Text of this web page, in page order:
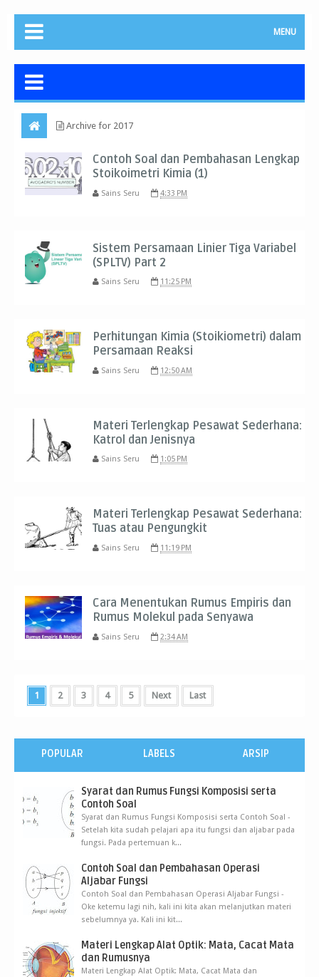
MENU
Archive for 2017
Contoh Soal dan Pembahasan Lengkap
Stoikoimetri Kimia (1)
Sains Seru 4:33 PM
Sistem Persamaan Linier Tiga Variabel
(SPLTV) Part 2
Sains Seru 11:25 PM
Perhitungan Kimia (Stoikiometri) dalam
Persamaan Reaksi
Sains Seru 12:50 AM
Materi Terlengkap Pesawat Sederhana:
Katrol dan Jenisnya
Sains Seru 1:05 PM
Materi Terlengkap Pesawat Sederhana:
Tuas atau Pengungkit
Sains Seru 11:19 PM
Cara Menentukan Rumus Empiris dan
Rumus Molekul pada Senyawa
Sains Seru 2:34 AM
1 2 3 4 5 Next Last
POPULAR LABELS ARSIP
Syarat dan Rumus Fungsi Komposisi serta
Contoh Soal
Syarat dan Rumus Fungsi Komposisi serta Contoh Soal -
Setelah kita sudah pelajari apa itu fungsi dan aljabar pada
fungsi. Pada pertemuan k...
Contoh Soal dan Pembahasan Operasi
Aljabar Fungsi
Contoh Soal dan Pembahasan Operasi Aljabar Fungsi -
Oke ketemu lagi nih, kali ini kita akan melanjutkan materi
sebelumnya ya. Kali ini kit...
Materi Lengkap Alat Optik: Mata, Cacat Mata
dan Rumusnya
Materi Lengkap Alat Optik: Mata, Cacat Mata dan